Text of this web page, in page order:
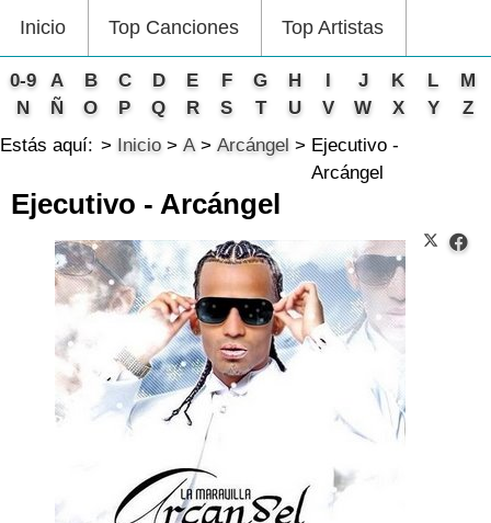
Inicio Top Canciones Top Artistas
0-9 A B C D E F G H I J K L
M
N
Ñ O P Q R S T U V W X Y
Z
Estás aquí:
Inicio A Arcángel
Ejecutivo -
Arcángel
Ejecutivo - Arcángel